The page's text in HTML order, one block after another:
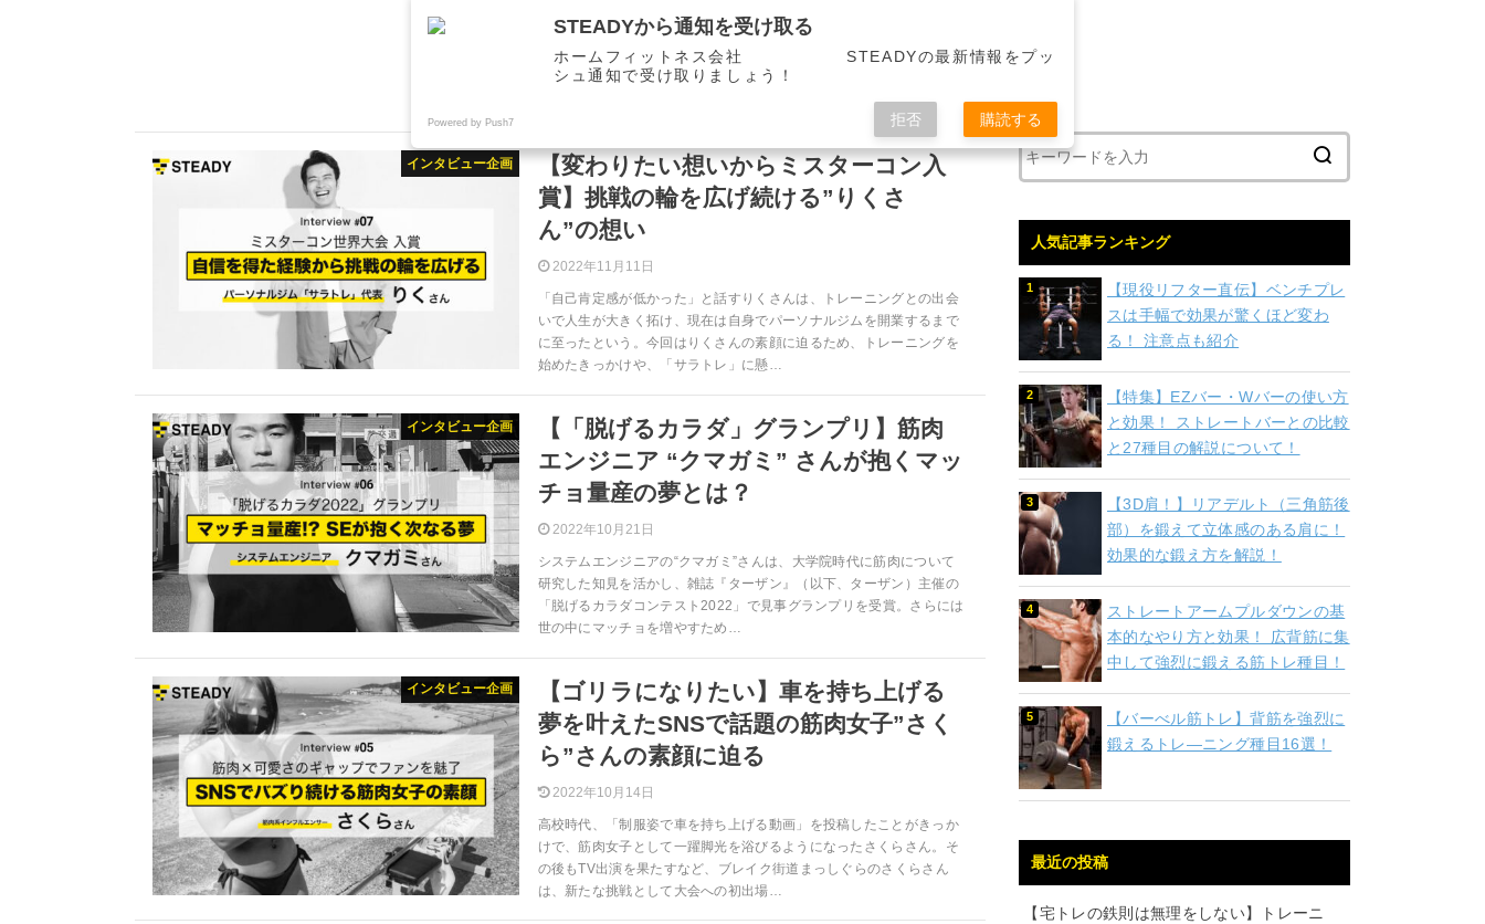
インタビュー企画
【変わりたい想いからミスターコン入
賞】挑戦の輪を広げ続ける”りくさ
ん”の想い
2022年11月11日
「自己肯定感が低かった」と話すりくさんは、トレーニングとの出会
いで人生が大きく拓け、現在は自身でパーソナルジムを開業するまで
に至ったという。今回はりくさんの素顔に迫るため、トレーニングを
始めたきっかけや、「サラトレ」に懸…
インタビュー企画
【「脱げるカラダ」グランプリ】筋肉
エンジニア “クマガミ” さんが抱くマッ
チョ量産の夢とは？
2022年10月21日
システムエンジニアの“クマガミ”さんは、大学院時代に筋肉について
研究した知見を活かし、雑誌『ターザン』（以下、ターザン）主催の
「脱げるカラダコンテスト2022」で見事グランプリを受賞。さらには
世の中にマッチョを増やすため…
インタビュー企画
【ゴリラになりたい】車を持ち上げる
夢を叶えたSNSで話題の筋肉女子”さく
ら”さんの素顔に迫る
2022年10月14日
高校時代、「制服姿で車を持ち上げる動画」を投稿したことがきっか
けで、筋肉女子として一躍脚光を浴びるようになったさくらさん。そ
の後もTV出演を果たすなど、ブレイク街道まっしぐらのさくらさん
は、新たな挑戦として大会への初出場…
人気記事ランキング
【現役リフター直伝】ベンチプレ
スは手幅で効果が驚くほど変わ
る！ 注意点も紹介
【特集】EZバー・Wバーの使い方
と効果！ ストレートバーとの比較
と27種目の解説について！
【3D肩！】リアデルト（三角筋後
部）を鍛えて立体感のある肩に！
効果的な鍛え方を解説！
ストレートアームプルダウンの基
本的なやり方と効果！ 広背筋に集
中して強烈に鍛える筋トレ種目！
【バーべル筋トレ】背筋を強烈に
鍛えるトレ―ニング種目16選！
最近の投稿
【宅トレの鉄則は無理をしない】トレーニ
STEADYから通知を受け取る
ホームフィットネス会社 STEADYの最新情報をプッ
シュ通知で受け取りましょう！
Powered by Push7 拒否 購読する